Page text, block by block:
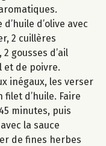
d’olive avec
2 cuillères
gousses d’ail
et de poivre.
inégaux, les verser
d’huile. Faire
minutes, puis
la sauce
de fines herbes